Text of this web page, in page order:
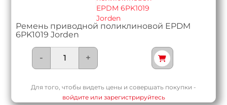
Ремень приводной поликлиновой EPDM
6PK1019 Jorden
- +
Для того, чтобы видеть цены и совершать покупки -
войдите или зарегистрируйтесь